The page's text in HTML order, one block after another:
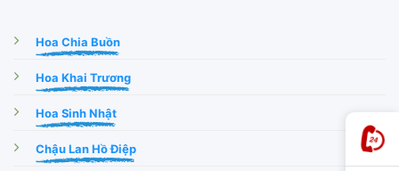
Hoa Chia Buồn
Hoa Khai Trương
Hoa Sinh Nhật
Chậu Lan Hồ Điệp